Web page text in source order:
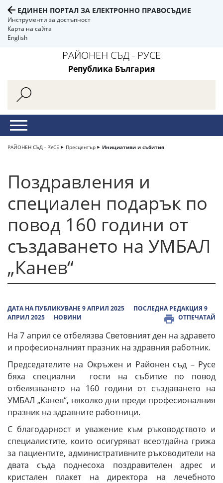
ЕДИНЕН ПОРТАЛ ЗА ЕЛЕКТРОННО ПРАВОСЪДИЕ
Инструменти за достъпност
Карта на сайта
English
РАЙОНЕН СЪД - РУСЕ
Република България
РАЙОНЕН СЪД - РУСЕ Пресцентър Инициативи и събития
Поздравления и
специален подарък по
повод 160 години от
създаването на УМБАЛ
„Канев“
ДАТА НА ПУБЛИКУВАНЕ 9 АПРИЛ 2025
ПОСЛЕДНА РЕДАКЦИЯ 9
АПРИЛ 2025
НОВИНИ ОТПЕЧАТАЙ
На 7 април се отбелязва Световният ден на здравето
и професионалният празник на здравния работник.
Председателите на Окръжен и Районен съд – Русе
бяха специални гости на събитие по повод
отбелязването на 160 години от създаването на
УМБАЛ „Канев“, няколко дни преди професионалния
празник на здравните работници.
С благодарност и уважение към ръководството и
специалистите, които осигуряват всеотдайна грижа
за пациентите, административните ръководители на
двата съда поднесоха поздравителен адрес и
кристален плакет на директора на лечебното